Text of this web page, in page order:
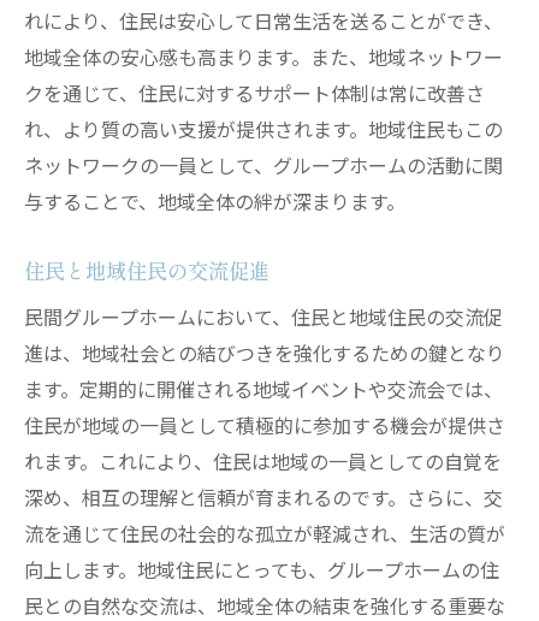
れにより、住民は安心して日常生活を送ることができ、
地域全体の安心感も高まります。また、地域ネットワー
クを通じて、住民に対するサポート体制は常に改善さ
れ、より質の高い支援が提供されます。地域住民もこの
ネットワークの一員として、グループホームの活動に関
与することで、地域全体の絆が深まります。
住民と地域住民の交流促進
民間グループホームにおいて、住民と地域住民の交流促
進は、地域社会との結びつきを強化するための鍵となり
ます。定期的に開催される地域イベントや交流会では、
住民が地域の一員として積極的に参加する機会が提供さ
れます。これにより、住民は地域の一員としての自覚を
深め、相互の理解と信頼が育まれるのです。さらに、交
流を通じて住民の社会的な孤立が軽減され、生活の質が
向上します。地域住民にとっても、グループホームの住
民との自然な交流は、地域全体の結束を強化する重要な